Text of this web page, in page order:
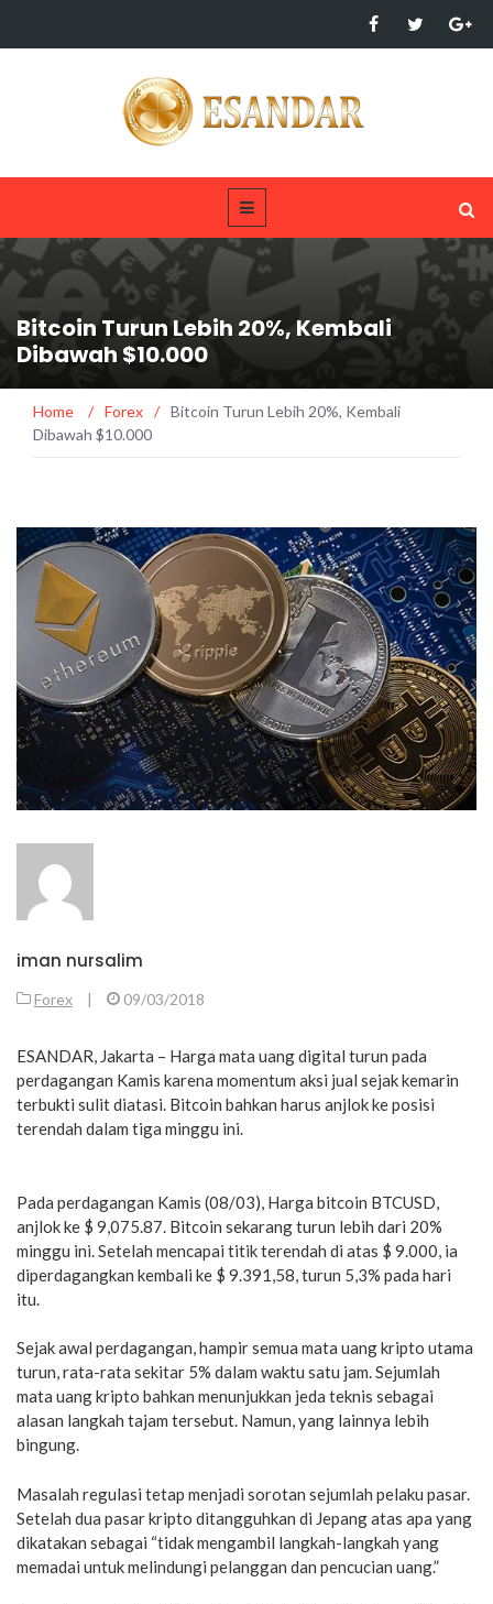
Bitcoin Turun Lebih 20%, Kembali
Dibawah $10.000
Home / Forex / Bitcoin Turun Lebih 20%, Kembali
Dibawah $10.000
iman nursalim
Forex | 09/03/2018
ESANDAR, Jakarta – Harga mata uang digital turun pada
perdagangan Kamis karena momentum aksi jual sejak kemarin
terbukti sulit diatasi. Bitcoin bahkan harus anjlok ke posisi
terendah dalam tiga minggu ini.
Pada perdagangan Kamis (08/03), Harga bitcoin BTCUSD,
anjlok ke $ 9,075.87. Bitcoin sekarang turun lebih dari 20%
minggu ini. Setelah mencapai titik terendah di atas $ 9.000, ia
diperdagangkan kembali ke $ 9.391,58, turun 5,3% pada hari
itu.
Sejak awal perdagangan, hampir semua mata uang kripto utama
turun, rata-rata sekitar 5% dalam waktu satu jam. Sejumlah
mata uang kripto bahkan menunjukkan jeda teknis sebagai
alasan langkah tajam tersebut. Namun, yang lainnya lebih
bingung.
Masalah regulasi tetap menjadi sorotan sejumlah pelaku pasar.
Setelah dua pasar kripto ditangguhkan di Jepang atas apa yang
dikatakan sebagai “tidak mengambil langkah-langkah yang
memadai untuk melindungi pelanggan dan pencucian uang.”